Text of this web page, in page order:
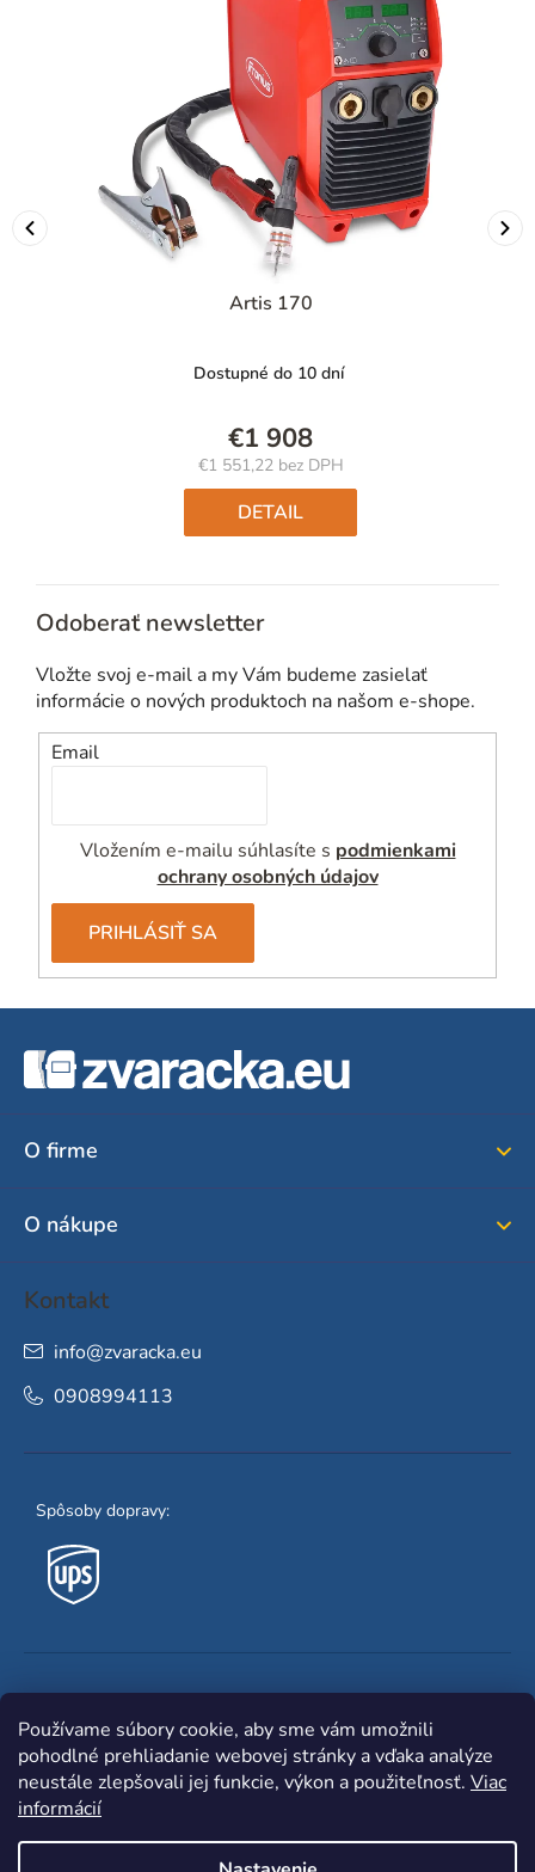
Používame súbory cookie, aby sme vám umožnili
pohodlné prehliadanie webovej stránky a vďaka analýze
neustále zlepšovali jej funkcie, výkon a použiteľnosť. Viac
informácií
Artis 170
Dostupné do 10 dní
€1 908
€1 551,22 bez DPH
Jednotková
cena:
DETAIL
Odoberať newsletter
Vložte svoj e-mail a my Vám budeme zasielať
informácie o nových produktoch na našom e-shope.
Email
Vložením e-mailu súhlasíte s podmienkami
ochrany osobných údajov
PRIHLÁSIŤ SA
O firme
O nákupe
Kontakt
info@zvaracka.eu
0908994113
Spôsoby dopravy: